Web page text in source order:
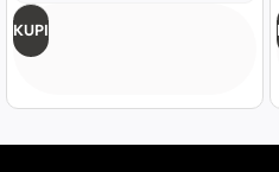
KUPI